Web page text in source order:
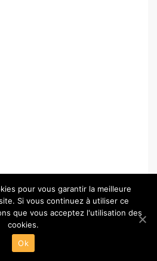
2026 –
Powered by
pour vous garantir la meilleure
Si vous continuez à utiliser ce
que vous acceptez l'utilisation des
cookies.
Ok